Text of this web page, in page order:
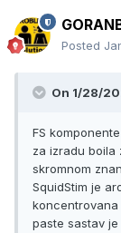
Posted
On 1/28/
FS
za izradu boila
skromnom
SquidStim je
koncentrovana
paste sastav